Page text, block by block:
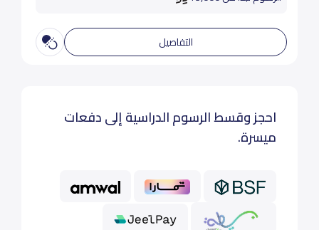
التفاصيل
احجز وقسط الرسوم الدراسية إلى دفعات
ميسرة.